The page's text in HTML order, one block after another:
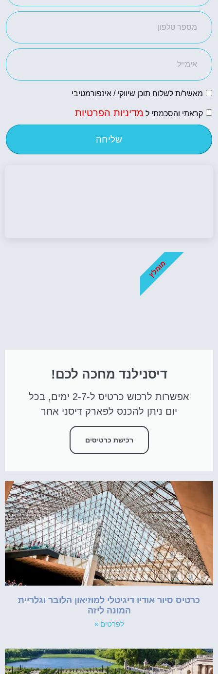
מאשר/ת לשלוח תוכן שיווקי / אינפורמטיבי
קראתי והסכמתי ל מדיניות הפרטיות
שליחה
דיסנילנד מחכה לכם!
אפשרות לרכוש כרטיס ל-2-7 ימים, בכל
יום ניתן להכנס לפארק דיסני אחר
רכישת כרטיסים
מומלץ
כרטיס סיור אודיו דיגיטלי למוזיאון הלובר וגלריית
המונה ליזה
לפרטים »